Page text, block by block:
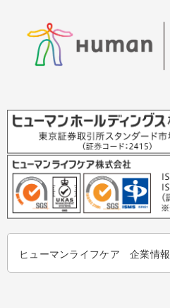
ヒューマンライフケア 企業情報